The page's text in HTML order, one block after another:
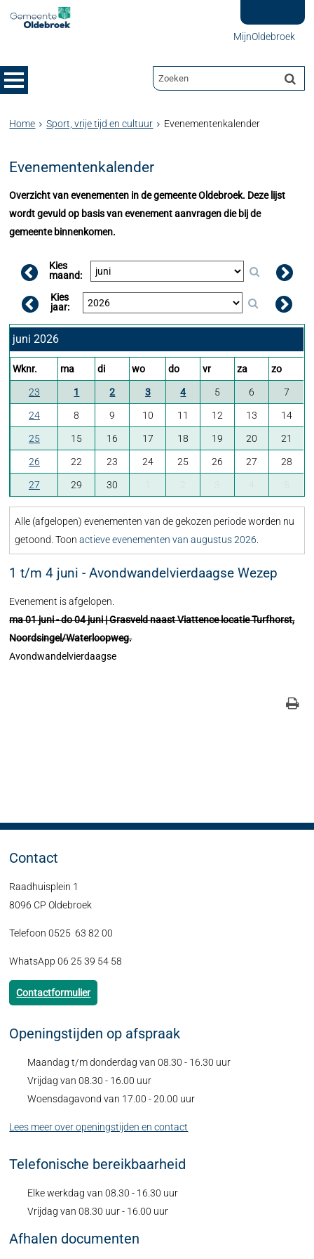
MijnOldebroek
Home Sport, vrije tijd en cultuur Evenementenkalender
Evenementenkalender
Overzicht van evenementen in de gemeente Oldebroek. Deze lijst
wordt gevuld op basis van evenement aanvragen die bij de
gemeente binnenkomen.
Kies
maand:
Kies
jaar:
juni 2026
Wknr. ma di wo do vr za zo
23 1 2 3 4 5 6 7
24 8 9 10 11 12 13 14
25 15 16 17 18 19 20 21
26 22 23 24 25 26 27 28
27 29 30
Alle (afgelopen) evenementen van de gekozen periode worden nu
getoond. Toonactieve evenementen van augustus 2026
1 t/m 4 juni - Avondwandelvierdaagse Wezep
Evenement is afgelopen.
ma 01 juni - do 04 juni | Grasveld naast Viattence locatie Turfhorst,
Noordsingel/Waterloopweg.
Avondwandelvierdaagse
Contact
Raadhuisplein 1
8096 CP Oldebroek
Telefoon 0525 63 82 00
WhatsApp 06 25 39 54 58
Contactformulier
Openingstijden op afspraak
Maandag t/m donderdag van 08.30 - 16.30 uur
Vrijdag van 08.30 - 16.00 uur
Woensdagavond van 17.00 - 20.00 uur
Lees meer over openingstijden en contact
Telefonische bereikbaarheid
Elke werkdag van 08.30 - 16.30 uur
Vrijdag van 08.30 uur - 16.00 uur
Afhalen documenten